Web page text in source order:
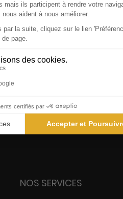
prix les + bas
NOS SERVICES